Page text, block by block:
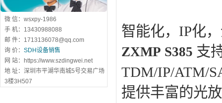
微 信：wsxpy-1986
手 机：13430988088
邮 件：1713136078@qq.com
询 价： SDH设备销售
网 站：https://www.szdingwei.net
地 址：深圳市平湖华南城5号交易广场
3楼3H507
智能化，IP化
ZXMP S385 支
TDM/IP/ATM/
提供丰富的光